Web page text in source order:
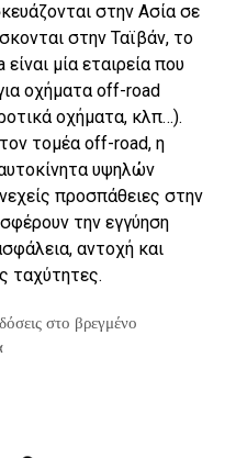
στην Ασία σε
στην Ταϊβάν, το
μία εταιρεία που
οχήματα off-road
οχήματα, κλπ…).
τομέα off-road, η
υψηλών
προσπάθειες στην
την εγγύηση
αντοχή και
ταχύτητες.
στο βρεγμένο